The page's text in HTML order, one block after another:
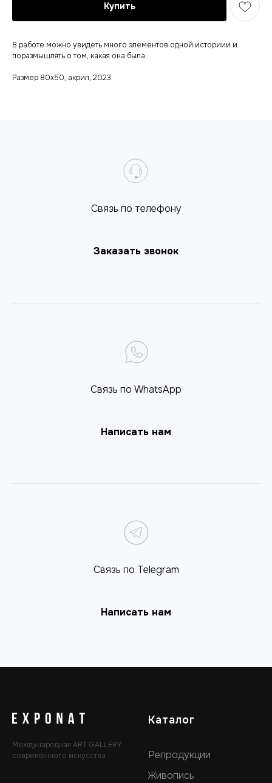
Купить
В работе можно увидеть много элементов одной историии и
поразмышлять о том, какая она была.
Размер 80х50, акрил, 2023.
Cвязь по телефону
Заказать звонок
Связь по WhatsApp
Написать нам
Связь по Telegram
Написать нам
Международная ART GALLERY
современного искусства
Каталог
Репродукции
Живопись